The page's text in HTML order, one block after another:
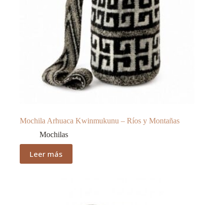
Mochila Arhuaca Kwinmukunu – Ríos y Montañas
Mochilas
Leer más